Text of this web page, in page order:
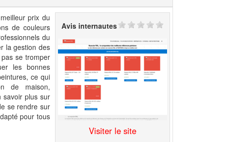
prix du
de couleurs
du
la gestion des
se tromper
les bonnes
ce qui
de maison,
savoir plus sur
se rendre sur
pour tous
Avis internautes
Visiter le site